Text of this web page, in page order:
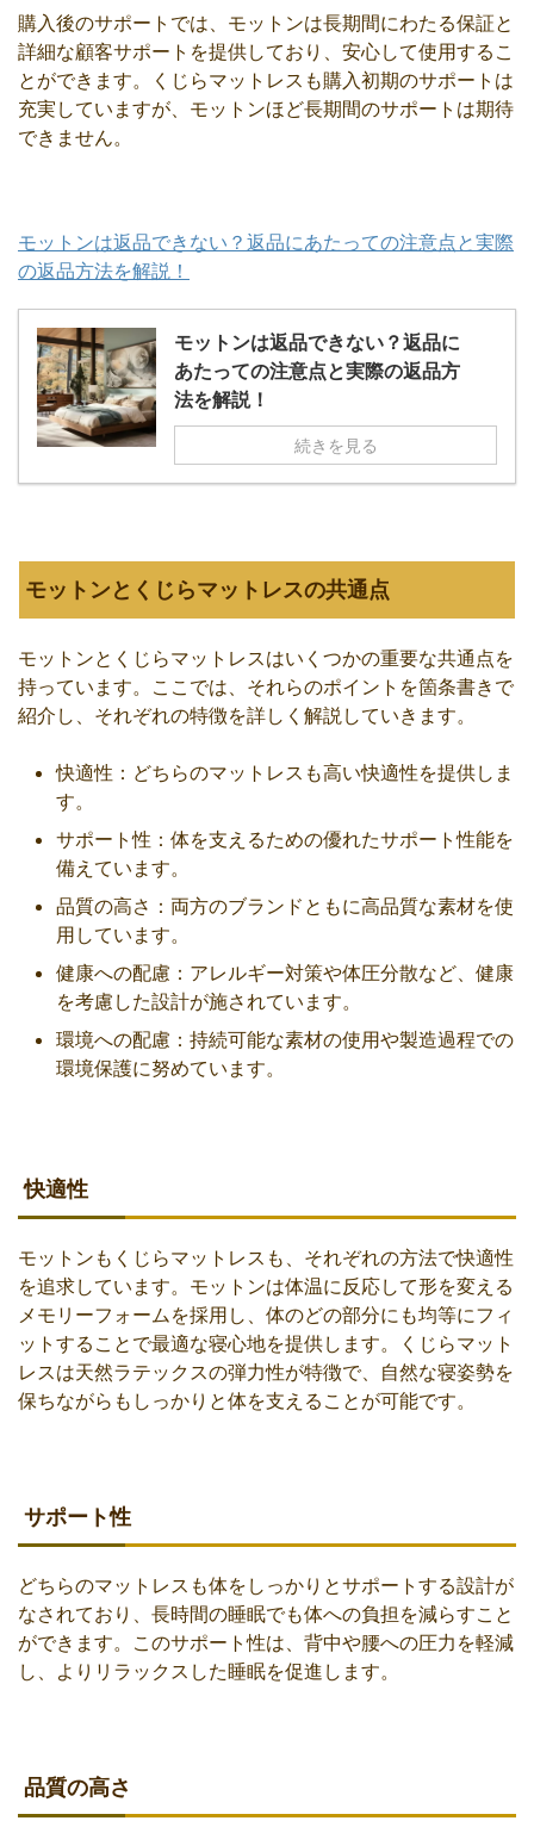
購入後のサポートでは、モットンは長期間にわたる保証と
詳細な顧客サポートを提供しており、安心して使用するこ
とができます。くじらマットレスも購入初期のサポートは
充実していますが、モットンほど長期間のサポートは期待
できません。
モットンは返品できない？返品にあたっての注意点と実際
の返品方法を解説！
モットンは返品できない？返品に
あたっての注意点と実際の返品方
法を解説！
続きを見る
モットンとくじらマットレスの共通点
モットンとくじらマットレスはいくつかの重要な共通点を
持っています。ここでは、それらのポイントを箇条書きで
紹介し、それぞれの特徴を詳しく解説していきます。
快適性：どちらのマットレスも高い快適性を提供しま
す。
サポート性：体を支えるための優れたサポート性能を
備えています。
品質の高さ：両方のブランドともに高品質な素材を使
用しています。
健康への配慮：アレルギー対策や体圧分散など、健康
を考慮した設計が施されています。
環境への配慮：持続可能な素材の使用や製造過程での
環境保護に努めています。
快適性
モットンもくじらマットレスも、それぞれの方法で快適性
を追求しています。モットンは体温に反応して形を変える
メモリーフォームを採用し、体のどの部分にも均等にフィ
ットすることで最適な寝心地を提供します。くじらマット
レスは天然ラテックスの弾力性が特徴で、自然な寝姿勢を
保ちながらもしっかりと体を支えることが可能です。
サポート性
どちらのマットレスも体をしっかりとサポートする設計が
なされており、長時間の睡眠でも体への負担を減らすこと
ができます。このサポート性は、背中や腰への圧力を軽減
し、よりリラックスした睡眠を促進します。
品質の高さ